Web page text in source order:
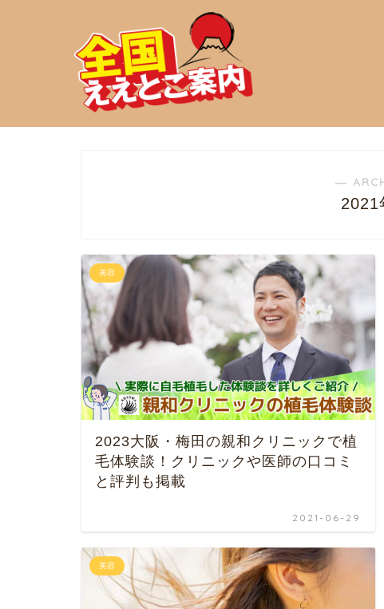
―
2021
美容
2023大阪・梅田の親和クリニックで植
毛体験談！クリニックや医師の口コミ
と評判も掲載
2021-06-29
美容